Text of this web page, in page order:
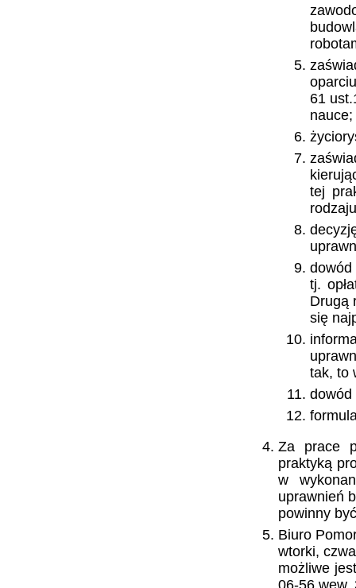
61
nauce;
tej
dowód
tj.
Drugą
się
tak, to
dowód
Za prace
praktyką
w
uprawnień
powinny
Biuro
wtorki,
możliwe
06-56 wew.